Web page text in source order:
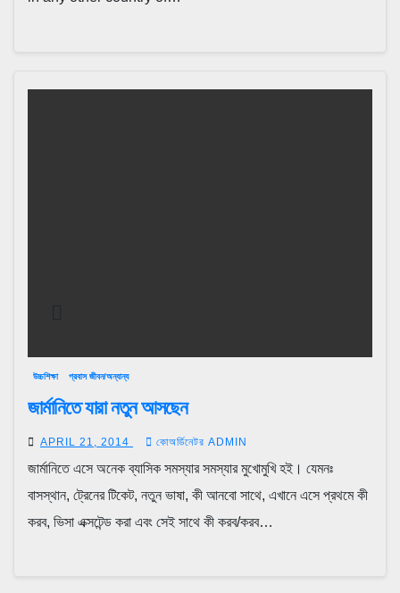
উচ্চশিক্ষা প্রবাস জীবন/অন্যান্য
জার্মানিতে যারা নতুন আসছেন
APRIL 21, 2014 কোঅর্ডিনেটর ADMIN
জার্মানিতে এসে অনেক ব্যাসিক সমস্যার সমস্যার মুখোমুখি হই। যেমনঃ
বাসস্থান, ট্রেনের টিকেট, নতুন ভাষা, কী আনবো সাথে, এখানে এসে প্রথমে কী
করব, ভিসা এক্সটেন্ড করা এবং সেই সাথে কী করব/করব…